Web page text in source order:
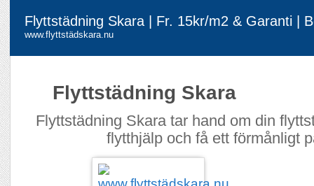
Flyttstädning Skara | Fr. 15kr/m2 & Garanti |
www.flyttstädskara.nu
Flyttstädning Skara
Flyttstädning Skara tar hand om din
flytthjälp och få ett förmånligt